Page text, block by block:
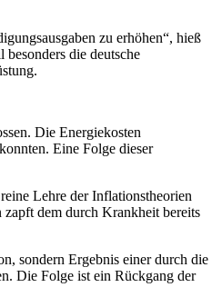
zu erhöhen“, hieß
die deutsche
Die Energiekosten
Eine Folge dieser
Lehre der Inflationstheorien
zapft dem durch Krankheit bereits
sondern Ergebnis einer durch die
Die Folge ist ein Rückgang der